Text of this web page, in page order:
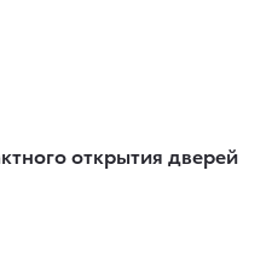
открытия дверей